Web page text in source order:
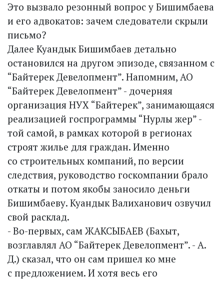
Это вызвало резонный вопрос у Бишимбаева
и его адвокатов: зачем следователи скрыли
письмо?
Далее Куандык Бишимбаев детально
остановился на другом эпизоде, связанном с
“Байтерек Девелопмент”. Напомним, АО
“Байтерек Девелопмент” - дочерняя
организация НУХ “Байтерек”, занимающаяся
реализацией госпрограммы “Нурлы жер” -
той самой, в рамках которой в регионах
строят жилье для граждан. Именно
со строительных компаний, по версии
следствия, руководство госкомпании брало
откаты и потом якобы заносило деньги
Бишимбаеву. Куандык Валиханович озвучил
свой расклад.
- Во-первых, сам ЖАКСЫБАЕВ (Бахыт,
возглавлял АО “Байтерек Девелопмент”. - А.
Д.) сказал, что он сам пришел ко мне
с предложением. И хотя весь его